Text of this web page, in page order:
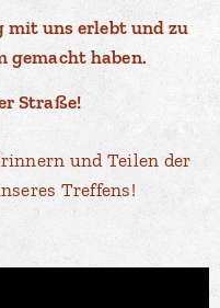
mit uns erlebt und zu
gemacht haben.
Straße!
und Teilen der
Treffens!